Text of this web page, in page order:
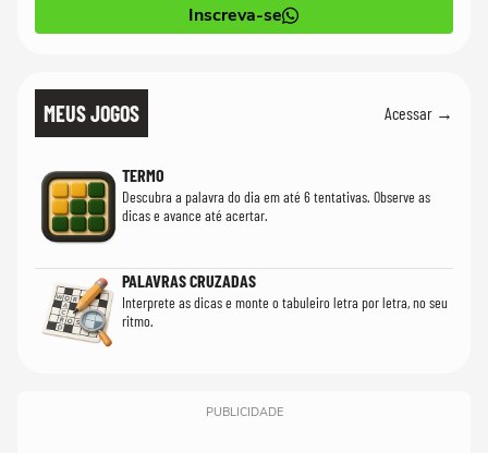
Inscreva-se
MEUS JOGOS Acessar →
TERMO
Descubra a palavra do dia em até 6 tentativas. Observe as
dicas e avance até acertar.
PALAVRAS CRUZADAS
Interprete as dicas e monte o tabuleiro letra por letra, no seu
ritmo.
PUBLICIDADE